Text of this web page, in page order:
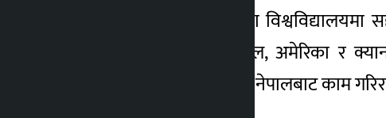
यस्तै, अमेरिकाको कोलम्बिया
फ्युजमेसिन्स कम्पनीले नेपाल, अमेरिका र
कर्मचारीमध्ये ३ सय ५० जना नेपालबाट काम